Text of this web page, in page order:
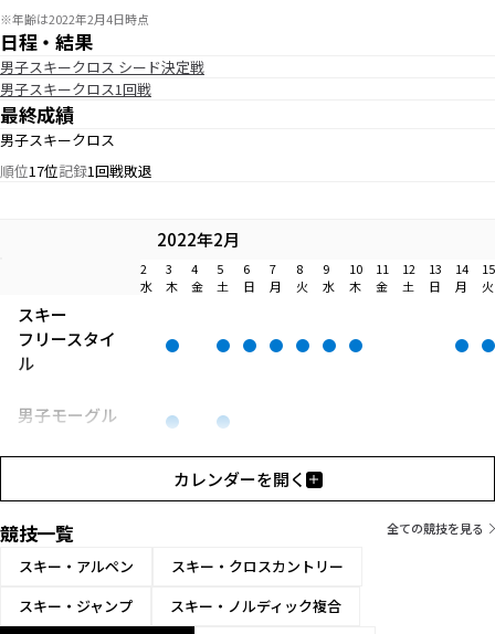
※年齢は2022年2月4日時点
日程・結果
男子スキークロス シード決定戦
男子スキークロス1回戦
最終成績
男子スキークロス
順位17位記録1回戦敗退
2022年2月
2 3 4 5 6 7 8 9 10 11 12 13 14
15
水
木 金 土 日 月 火 水 木 金 土 日 月 火
スキー
フリースタイ
ル
男子モーグル
男子ハーフパ
イプ
男子スキーク
ロス
カレンダーを開く
競技一覧 全ての競技を見る
スキー・アルペン
スキー・クロスカントリー
スキー・ジャンプ
スキー・ノルディック複合